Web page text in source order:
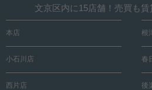
文京区内に15店舗！売買も
本店 根
小石川店 春
西片店 後